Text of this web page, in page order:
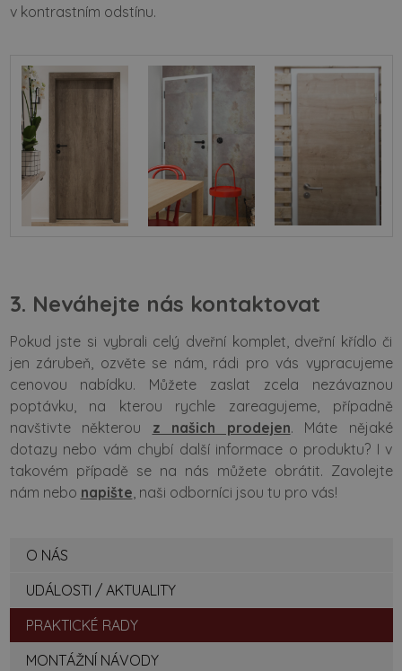
v kontrastním odstínu.
3. Neváhejte nás kontaktovat
Pokud jste si vybrali celý dveřní komplet, dveřní křídlo či
jen zárubeň, ozvěte se nám, rádi pro vás vypracujeme
cenovou nabídku. Můžete zaslat zcela nezávaznou
poptávku, na kterou rychle zareagujeme, případně
navštivte některou z našich prodejen. Máte nějaké
dotazy nebo vám chybí další informace o produktu? I v
takovém případě se na nás můžete obrátit. Zavolejte
nám nebo napište, naši odborníci jsou tu pro vás!
O NÁS
UDÁLOSTI / AKTUALITY
PRAKTICKÉ RADY
MONTÁŽNÍ NÁVODY